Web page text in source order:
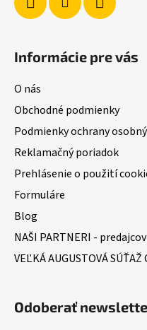
Informácie pre vás
O nás
Obchodné podmienky
Podmienky ochrany
Reklamačný poriadok
Prehlásenie o použití
Formuláre
Blog
NAŠI PARTNERI -
VEĽKÁ AUGUSTOVÁ
Odoberať